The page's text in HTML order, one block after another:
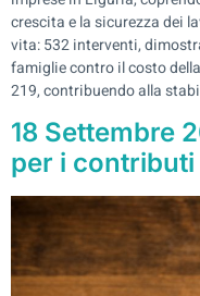
crescita e la sicurezza dei
vita: 532 interventi,
famiglie contro il costo
219, contribuendo alla
18 Settembre
per i contributi